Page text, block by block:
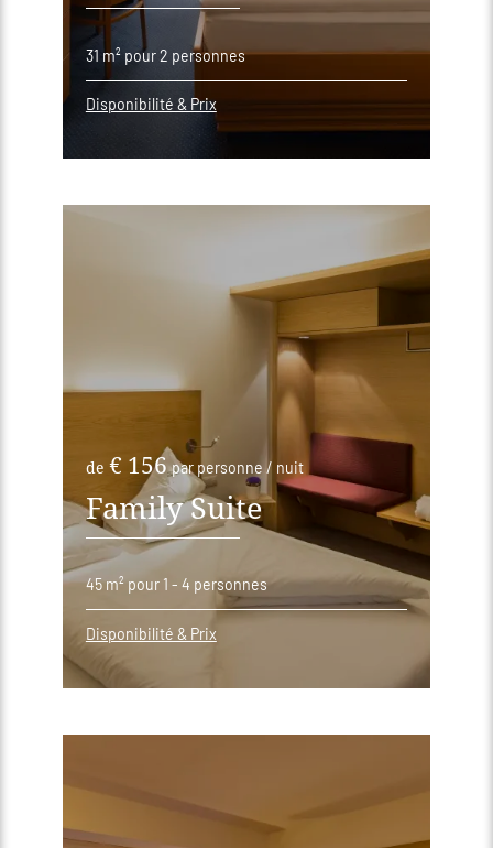
31 m² pour 2 personnes
Disponibilité & Prix
de € 156 par personne / nuit
Family Suite
45 m² pour 1 - 4 personnes
Disponibilité & Prix